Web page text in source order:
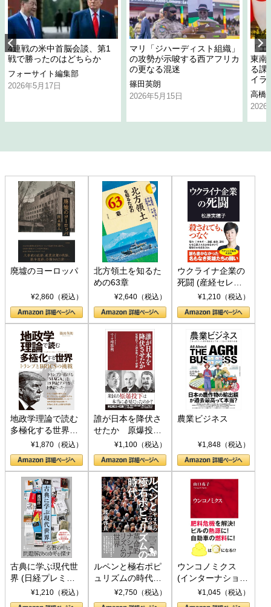
4連戦の米中首脳会談、第1
戦で勝ったのはどちらか
フォーサイト編集部
2026年5月17日
マリ「ジハーディスト組織」
の攻勢が示唆する西アフリカ
の更なる混迷
篠田英朗
2026年5月15日
「
東南
る課
イラ
高橋
2026
廃墟のヨーロッパ
¥2,860（税込）
北方領土を知るた
めの63章
¥2,640（税込）
ウクライナ企業の
死闘 (産経セレク
ト S 039)¥1,210（税込）
地政学理論で読む
多極化する世界：
トランプとBRICS
の挑戦
¥1,870（税込）
誰が日本を降伏さ
せたか 原爆投
下、ソ連参戦、そ
して聖断 (PHP新
書)
¥1,100（税込）
農業ビジネス
¥1,848（税込）
古典に学ぶ現代世
界 (日経プレミア
シリーズ)¥1,210（税込）
ルペンと極右ポピ
ュリズムの時代：
〈ヤヌス〉の二つ
の顔
¥2,750（税込）
ウンコノミクス
(インターナショナ
ル新書)¥1,045（税込）